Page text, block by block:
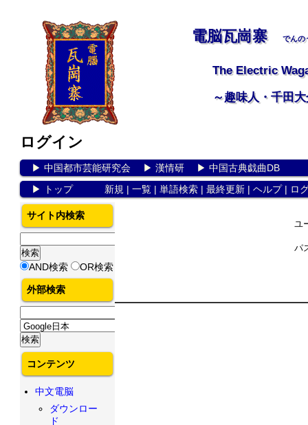
電脳瓦崗寨 でんの
The Electric
～趣味人・千田
ログイン
▶ 中国都市芸能研究会▶ 漢情研▶ 中国古典戯曲DB
▶
トップ 新規 | 一覧| 単語検索| 最終更新| ヘルプ| ロ
ユ
パ
サイト内検索
AND検索 OR検索
外部検索
コンテンツ
中文電脳
ダウンロー
ド